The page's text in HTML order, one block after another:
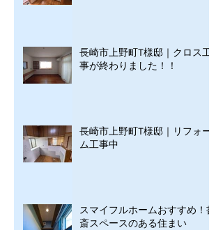
長崎市上野町T様邸｜クロス工
事が終わりました！！
長崎市上野町T様邸｜リフォー
ム工事中
スマイフルホームおすすめ！書
斎スペースのある住まい